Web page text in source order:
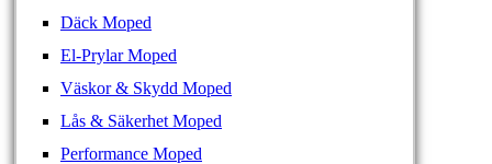
Däck Moped
El-Prylar Moped
Väskor & Skydd Moped
Lås & Säkerhet Moped
Performance Moped